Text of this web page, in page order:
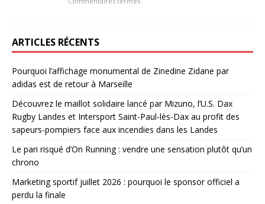
ARTICLES RÉCENTS
Pourquoi l’affichage monumental de Zinedine Zidane par
adidas est de retour à Marseille
Découvrez le maillot solidaire lancé par Mizuno, l’U.S. Dax
Rugby Landes et Intersport Saint-Paul-lès-Dax au profit des
sapeurs-pompiers face aux incendies dans les Landes
Le pari risqué d’On Running : vendre une sensation plutôt qu’un
chrono
Marketing sportif juillet 2026 : pourquoi le sponsor officiel a
perdu la finale